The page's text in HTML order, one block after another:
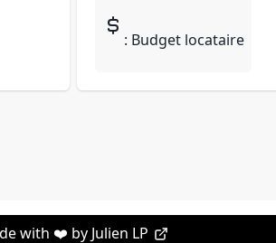
: Budget locataire
with ❤️ by Julien LP